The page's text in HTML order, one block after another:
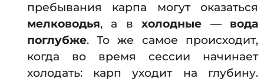
пребывания карпа могут оказаться
мелководья, а вхолодные — вода
поглубже. То же самое происходит,
когда во время сессии начинает
холодать: карп уходит на глубину.